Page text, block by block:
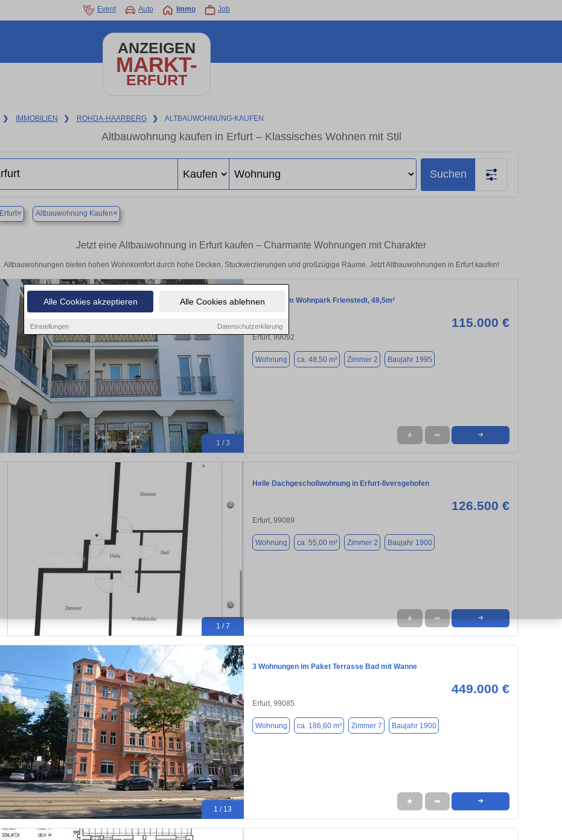
Alle Cookies akzeptieren Alle Cookies ablehnen
Einstellungen Datenschutzerklärung
Event Auto Immo Job
ANZEIGEN
MARKT-
ERFURT
❯ IMMOBILIEN ❯ ROHDA-HAARBERG ❯ ALTBAUWOHNUNG-KAUFEN
Altbauwohnung kaufen in Erfurt – Klassisches Wohnen mit Stil
Suchen
Erfurt× Altbauwohnung Kaufen×
Jetzt eine Altbauwohnung in Erfurt kaufen – Charmante Wohnungen mit Charakter
Altbauwohnungen bieten hohen Wohnkomfort durch hohe Decken, Stuckverzierungen und großzügige Räume. Jetzt Altbauwohnungen in Erfurt kaufen!
1 / 3
2 Zi. ETW im Wohnpark Frienstedt, 48,5m²
115.000 €
Erfurt, 99092
Wohnung ca. 48,50 m² Zimmer 2 Baujahr 1995
★ ➦ ➜
1 / 7
Helle Dachgeschoßwohnung in Erfurt-Ilversgehofen
126.500 €
Erfurt, 99089
Wohnung ca. 55,00 m² Zimmer 2 Baujahr 1900
★ ➦ ➜
1 / 13
3 Wohnungen im Paket Terrasse Bad mit Wanne
449.000 €
Erfurt, 99085
Wohnung ca. 186,60 m² Zimmer 7 Baujahr 1900
★ ➦ ➜